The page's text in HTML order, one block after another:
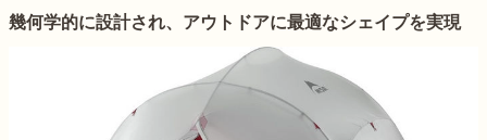
幾何学的に設計され、アウトドアに最適なシェイプを実現